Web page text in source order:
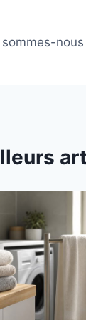
sommes-nous